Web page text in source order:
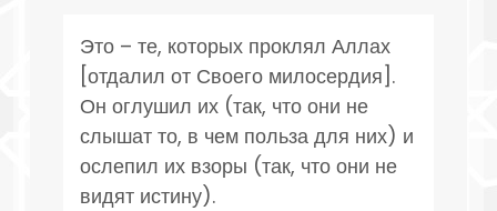
Это – те, которых проклял Аллах
[отдалил от Своего милосердия].
Он оглушил их (так, что они не
слышат то, в чем польза для них) и
ослепил их взоры (так, что они не
видят истину).